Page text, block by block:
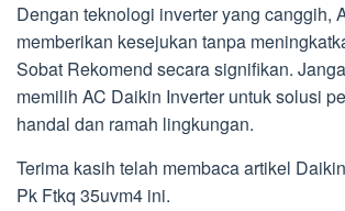
Dengan teknologi inverter yang canggih,
memberikan kesejukan tanpa
Sobat Rekomend secara signifikan.
memilih AC Daikin Inverter untuk solusi
handal dan ramah lingkungan.
Terima kasih telah membaca artikel
Pk Ftkq 35uvm4 ini.